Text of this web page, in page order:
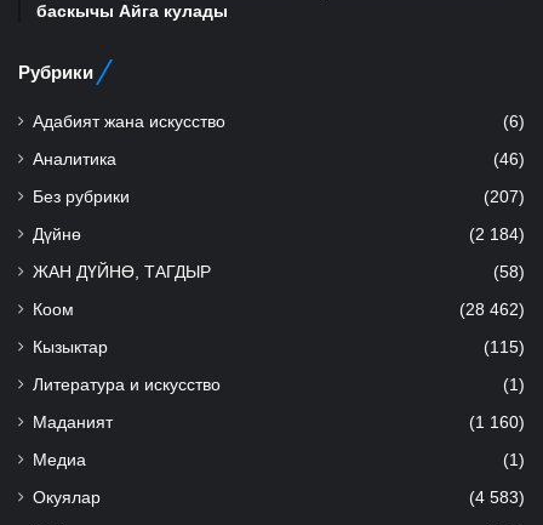
баскычы Айга кулады
Рубрики
Адабият жана искусство (6)
Аналитика (46)
Без рубрики (207)
Дүйнө (2 184)
ЖАН ДҮЙНӨ, ТАГДЫР (58)
Коом (28 462)
Кызыктар (115)
Литература и искусство (1)
Маданият (1 160)
Медиа (1)
Окуялар (4 583)